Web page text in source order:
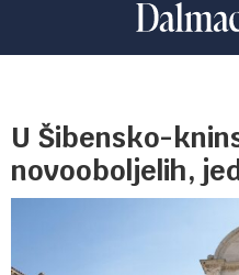
U Šibensko-
novooboljelih,